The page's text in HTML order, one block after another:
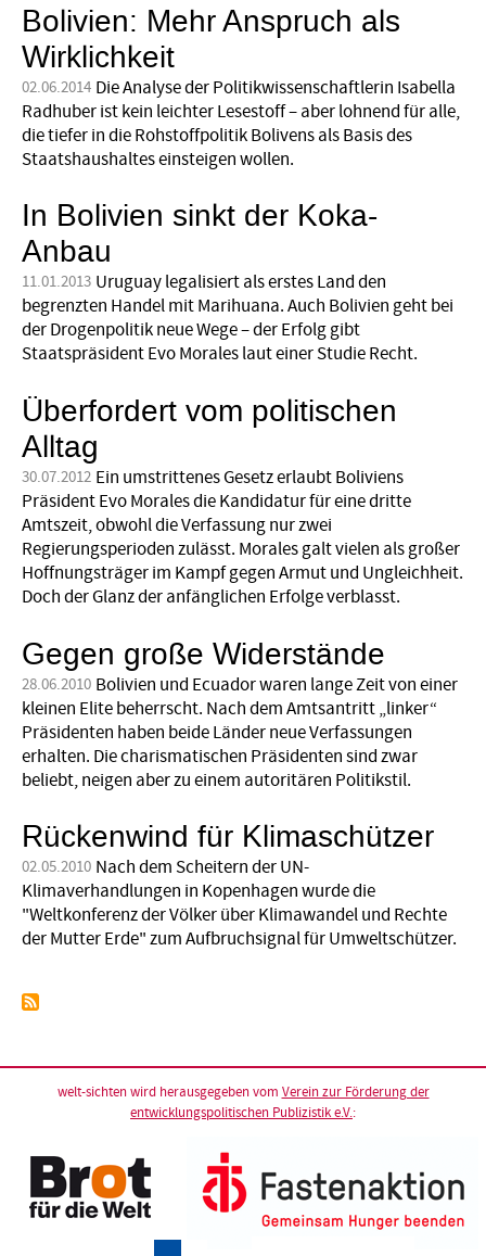
Bolivien: Mehr Anspruch als
Wirklichkeit
02.06.2014 Die Analyse der Politikwissenschaftlerin Isabella
Radhuber ist kein leichter Lesestoff – aber lohnend für alle,
die tiefer in die Rohstoffpolitik Bolivens als Basis des
Staatshaushaltes einsteigen wollen.
In Bolivien sinkt der Koka-
Anbau
11.01.2013 Uruguay legalisiert als erstes Land den
begrenzten Handel mit Marihuana. Auch Bolivien geht bei
der Drogenpolitik neue Wege – der Erfolg gibt
Staatspräsident Evo Morales laut einer Studie Recht.
Überfordert vom politischen
Alltag
30.07.2012 Ein umstrittenes Gesetz erlaubt Boliviens
Präsident Evo Morales die Kandidatur für eine dritte
Amtszeit, obwohl die Verfassung nur zwei
Regierungsperioden zulässt. Morales galt vielen als großer
Hoffnungsträger im Kampf gegen Armut und Ungleichheit.
Doch der Glanz der anfänglichen Erfolge verblasst.
Gegen große Widerstände
28.06.2010 Bolivien und Ecuador waren lange Zeit von einer
kleinen Elite beherrscht. Nach dem Amtsantritt „linker“
Präsidenten haben beide Länder neue Verfassungen
erhalten. Die charismatischen Präsidenten sind zwar
beliebt, neigen aber zu einem autoritären Politikstil.
Rückenwind für Klimaschützer
02.05.2010 Nach dem Scheitern der UN-
Klimaverhandlungen in Kopenhagen wurde die
"Weltkonferenz der Völker über Klimawandel und Rechte
der Mutter Erde" zum Aufbruchsignal für Umweltschützer.
welt-sichten wird herausgegeben vom Verein zur Förderung der
entwicklungspolitischen Publizistik e.V.: